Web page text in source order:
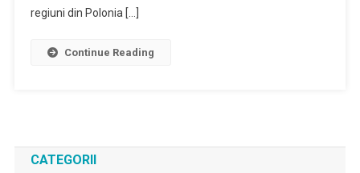
regiuni din Polonia […]
Continue Reading
CATEGORII